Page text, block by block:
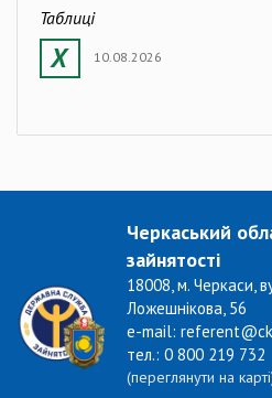
Таблиці
10.08.2026
Черкаський
зайнятості
18008, м. Черкаси,
Ложешнікова, 56
e-mail:
тел.: 0 800 219 732
(переглянути на